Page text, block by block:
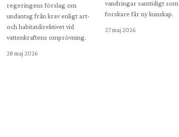
regeringens förslag om
undantag från krav enligt art-
och habitatdirektivet vid
vattenkraftens omprövning.
28 maj 2026
vandringar samtidigt som
forskare får ny kunskap.
27 maj 2026